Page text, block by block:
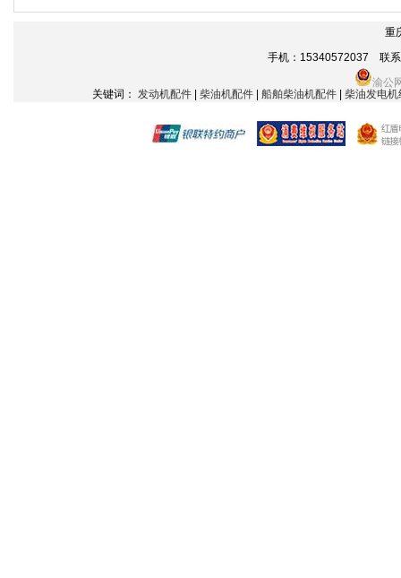
重
手机：15340572037 联
渝公
关键词： 发动机配件 | 柴油机配件 | 船舶柴油机配件 | 柴油发电机